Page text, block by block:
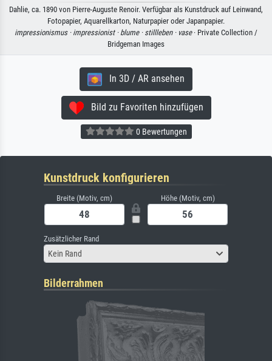
Dahlie, ca. 1890 von Pierre-Auguste Renoir. Verfügbar als Kunstdruck auf Leinwand,
Fotopapier, Aquarellkarton, Naturpapier oder Japanpapier.
impressionismus · impressionist · blume · stillleben · vase· Private Collection /
Bridgeman Images
In 3D / AR ansehen
Bild zu Favoriten hinzufügen
0 Bewertungen
Kunstdruck konfigurieren
Breite (Motiv, cm) Höhe (Motiv, cm)
Zusätzlicher Rand
Kein Rand
Bilderrahmen